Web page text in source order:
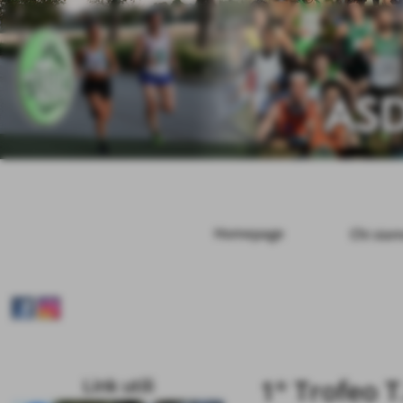
Homepage Chi
Link utili 1° Trofeo